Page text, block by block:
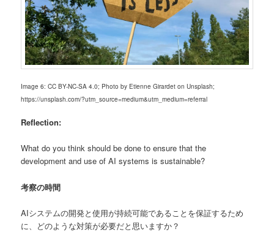
Image 6: CC BY-NC-SA 4.0; Photo by Etienne Girardet on Unsplash;
https://unsplash.com/?utm_source=medium&utm_medium=referral
Reflection:
What do you think should be done to ensure that the
development and use of AI systems is sustainable?
考察の時間
AIシステムの開発と使用が持続可能であることを保証するため
に、どのような対策が必要だと思いますか？